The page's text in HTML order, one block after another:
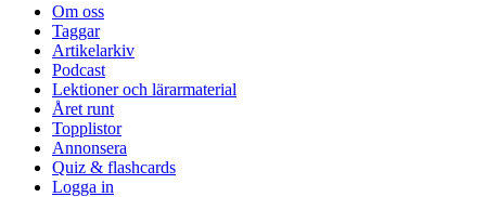
Om oss
Taggar
Artikelarkiv
Podcast
Lektioner och lärarmaterial
Året runt
Topplistor
Annonsera
Quiz & flashcards
Logga in